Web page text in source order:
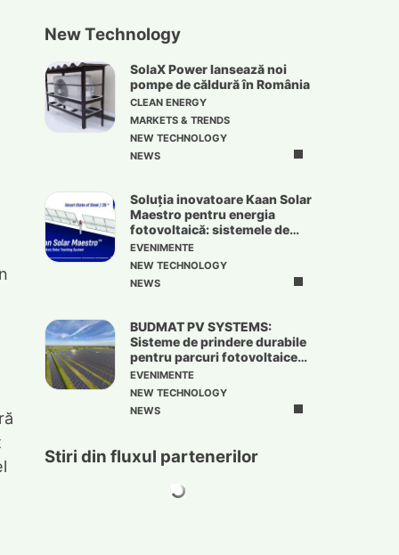
New Technology
SolaX Power lansează noi
pompe de căldură în România
CLEAN ENERGY
MARKETS & TRENDS
NEW TECHNOLOGY
NEWS
Soluția inovatoare Kaan Solar
Maestro pentru energia
fotovoltaică: sistemele de
urmărire solară
EVENIMENTE
NEW TECHNOLOGY
NEWS
BUDMAT PV SYSTEMS:
Sisteme de prindere durabile
pentru parcuri fotovoltaice
de mari dimensiuni
EVENIMENTE
NEW TECHNOLOGY
NEWS
Stiri din fluxul partenerilor